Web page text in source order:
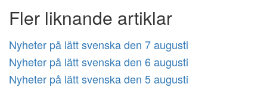
Fler liknande artiklar
Nyheter på lätt svenska den 7 augusti
Nyheter på lätt svenska den 6 augusti
Nyheter på lätt svenska den 5 augusti